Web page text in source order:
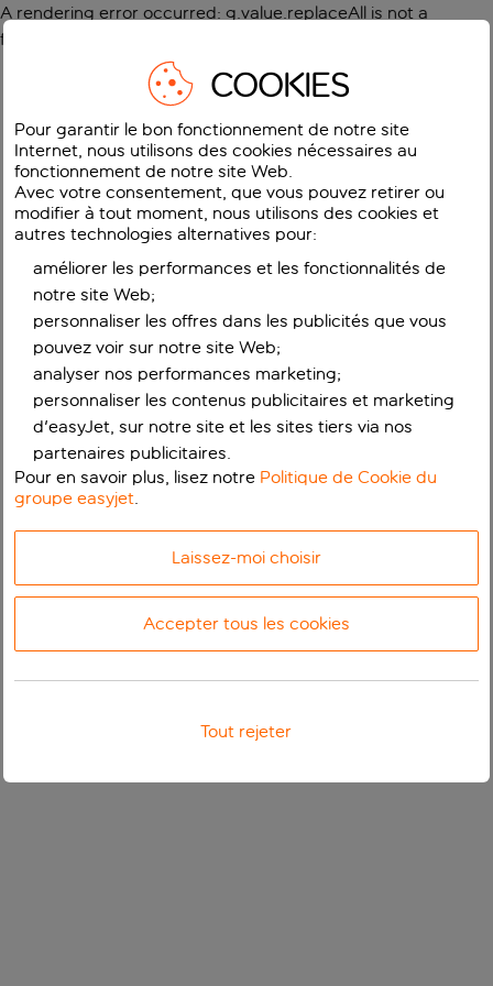
A rendering error occurred: g.value.replaceAll is not a
function
COOKIES
Pour garantir le bon fonctionnement de notre site
Internet, nous utilisons des cookies nécessaires au
fonctionnement de notre site Web.
Avec votre consentement, que vous pouvez retirer ou
modifier à tout moment, nous utilisons des cookies et
autres technologies alternatives pour:
améliorer les performances et les fonctionnalités de
notre site Web;
personnaliser les offres dans les publicités que vous
pouvez voir sur notre site Web;
analyser nos performances marketing;
personnaliser les contenus publicitaires et marketing
d'easyJet, sur notre site et les sites tiers via nos
partenaires publicitaires.
Pour en savoir plus, lisez notre Politique de Cookie du
groupe easyjet.
Laissez-moi choisir
Accepter tous les cookies
Tout rejeter